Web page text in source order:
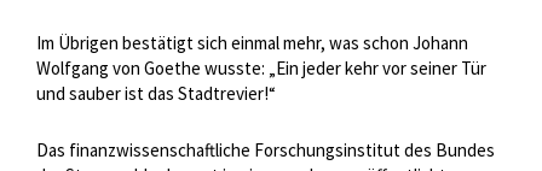
Im Übrigen bestätigt sich einmal mehr, was schon Johann
Wolfgang von Goethe wusste: „Ein jeder kehr vor seiner Tür
und sauber ist das Stadtrevier!“
Das finanzwissenschaftliche Forschungsinstitut des Bundes